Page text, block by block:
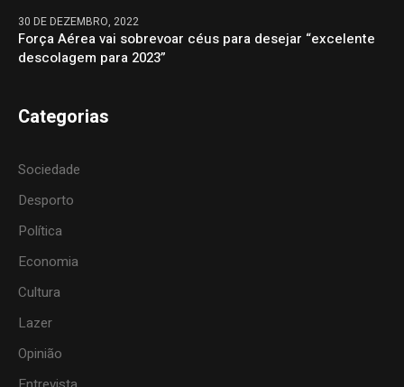
30 DE DEZEMBRO, 2022
Força Aérea vai sobrevoar céus para desejar “excelente
descolagem para 2023”
Categorias
Sociedade
Desporto
Política
Economia
Cultura
Lazer
Opinião